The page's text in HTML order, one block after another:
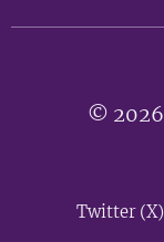
© 2026
Twitter